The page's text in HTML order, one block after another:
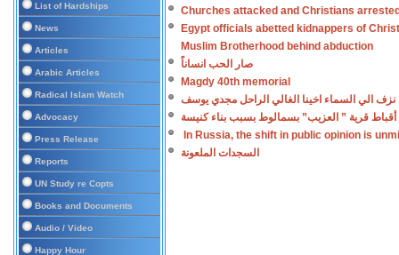
List of Hardships
News
Articles
Arabic Articles
Radical Islam Watch
Advocacy
Press Release
Reports
UN Study re Copts
Books and Documents
Audio / Video
Happy Hour
Churches attacked and Christians
Egypt officials abetted kidnappers of
Muslim Brotherhood behind abduction
صار الحب انساناً
Magdy 40th memorial
نزف الي السماء اخينا الغالي الراحل مجدي يوسف
أقباط قرية ” العزيب” بسمالوط بسبب بناء كنيسة
In Russia, the shift in public opinion is
السجدات الملعونة